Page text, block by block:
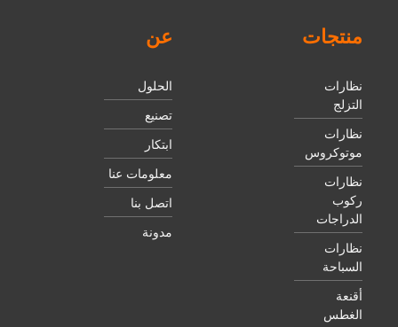
منتجات
نظارات
التزلج
نظارات
موتوكروس
نظارات
ركوب
الدراجات
نظارات
السباحة
أقنعة
الغطس
عن
الحلول
تصنيع
ابتكار
معلومات عنا
اتصل بنا
مدونة